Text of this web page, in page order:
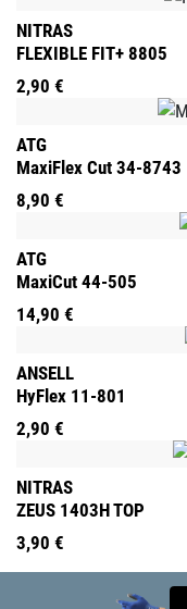
NITRAS
FLEXIBLE FIT+ 8805
2,90 €
ATG
MaxiFlex Cut 34-8743
8,90 €
ATG
MaxiCut 44-505
14,90 €
ANSELL
HyFlex 11-801
2,90 €
NITRAS
ZEUS 1403H TOP
3,90 €